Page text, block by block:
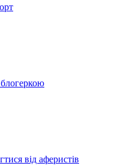
від аферистів